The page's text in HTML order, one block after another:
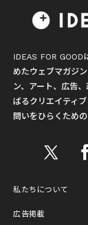
IDEAS FOR GOOD
めたウェブマガジ
ン、アート、広告
ばるクリエイティ
問いをひらくため
私たちについて
広告掲載